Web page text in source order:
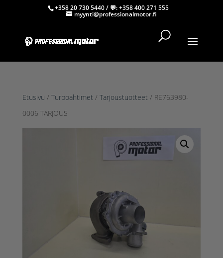
+358 20 730 5440/ 💬:+358 400 271 555
myynti@professionalmotor.fi
Etusivu / Turboahtimet / Tarjoustuotteet / RE763980-
0006 TARJOUS